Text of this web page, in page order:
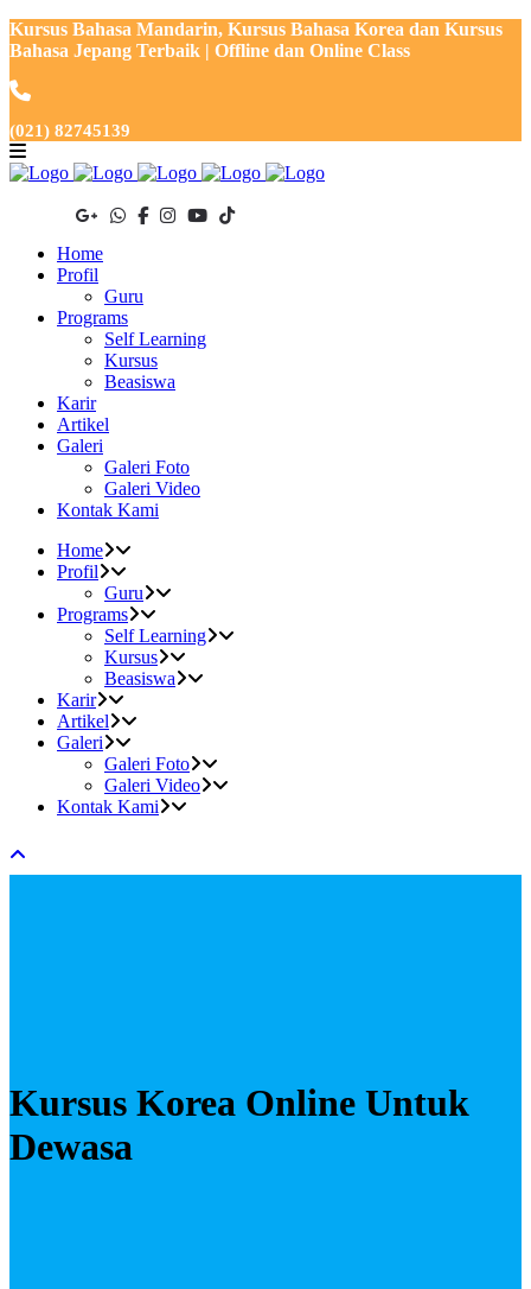
Kursus Bahasa Mandarin, Kursus Bahasa Korea dan Kursus
Bahasa Jepang Terbaik | Offline dan Online Class
(021) 82745139
Home
Profil
Guru
Programs
Self Learning
Kursus
Beasiswa
Karir
Artikel
Galeri
Galeri Foto
Galeri Video
Kontak Kami
Home
Profil
Guru
Programs
Self Learning
Kursus
Beasiswa
Karir
Artikel
Galeri
Galeri Foto
Galeri Video
Kontak Kami
Kursus Korea Online Untuk
Dewasa